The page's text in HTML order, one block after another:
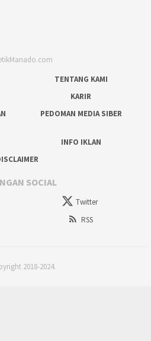
TENTANG KAMI
KARIR
PEDOMAN MEDIA SIBER
INFO IKLAN
SOCIAL
Twitter
RSS
2018-2024.